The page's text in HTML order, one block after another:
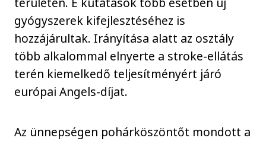
gyógyszerek kifejlesztéséhez is
hozzájárultak. Irányítása alatt az osztály
több alkalommal elnyerte a stroke-ellátás
terén kiemelkedő teljesítményért járó
európai Angels-díjat.
Az ünnepségen pohárköszöntőt mondott a